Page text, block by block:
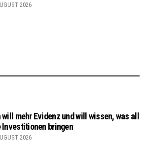
2026
will mehr Evidenz und will wissen, was all
Investitionen bringen
2026